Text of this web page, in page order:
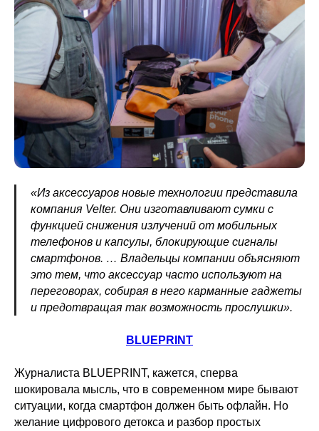
«Из аксессуаров новые технологии представила
компания Velter. Они изготавливают сумки с
функцией снижения излучений от мобильных
телефонов и капсулы, блокирующие сигналы
смартфонов. … Владельцы компании объясняют
это тем, что аксессуар часто используют на
переговорах, собирая в него карманные гаджеты
и предотвращая так возможность прослушки».
BLUEPRINT
Журналиста BLUEPRINT, кажется, сперва
шокировала мысль, что в современном мире бывают
ситуации, когда смартфон должен быть офлайн. Но
желание цифрового детокса и разбор простых